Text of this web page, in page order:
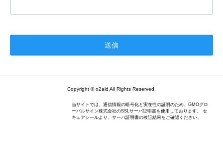
Copyright © o2aid All Rights Reserved.
当サイトでは、通信情報の暗号化と実在性の証明のため、GMOグロ
ーバルサイン株式会社のSSLサーバ証明書を使用しております。 セ
キュアシールより、サーバ証明書の検証結果をご確認ください。